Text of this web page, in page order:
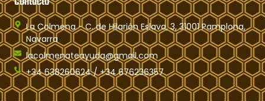
La Colmena - C. de Hilarión Eslava, 3, 31001 Pamplona,
Navarra
lacolmenateayuda@gmail.com
+34 638260624 / +34 676236357